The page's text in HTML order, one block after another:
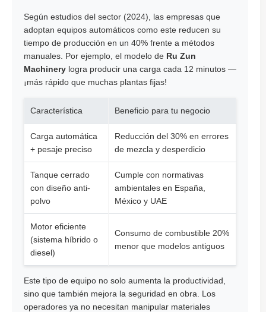
Según estudios del sector (2024), las empresas que
adoptan equipos automáticos como este reducen su
tiempo de producción en un 40% frente a métodos
manuales. Por ejemplo, el modelo de Ru Zun
Machinery logra producir una carga cada 12 minutos —
¡más rápido que muchas plantas fijas!
Característica Beneficio para tu negocio
Carga automática
+ pesaje preciso
Reducción del 30% en errores
de mezcla y desperdicio
Tanque cerrado
con diseño anti-
polvo
Cumple con normativas
ambientales en España,
México y UAE
Motor eficiente
(sistema híbrido o
diesel)
Consumo de combustible 20%
menor que modelos antiguos
Este tipo de equipo no solo aumenta la productividad,
sino que también mejora la seguridad en obra. Los
operadores ya no necesitan manipular materiales